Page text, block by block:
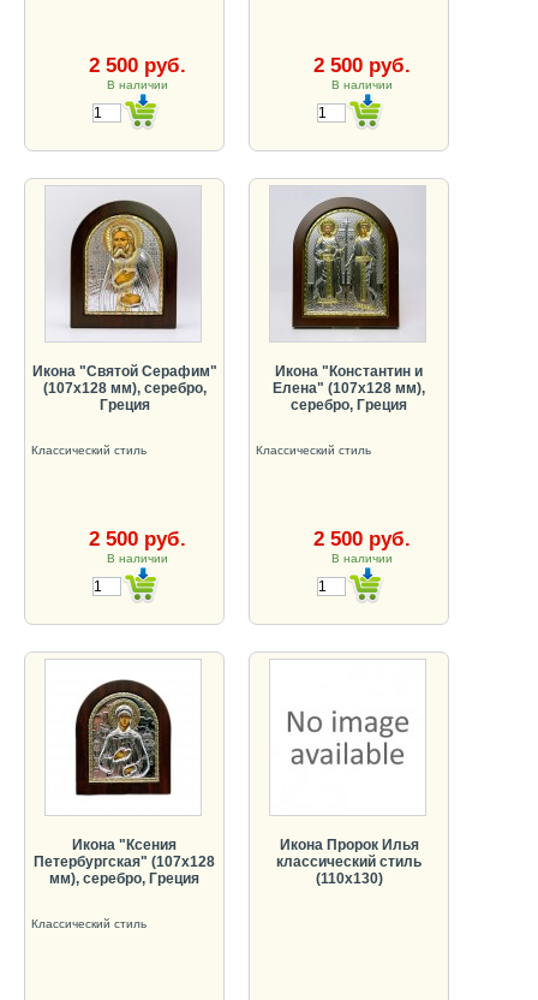
2 500 руб.
В наличии
2 500 руб.
В наличии
Икона "Святой Серафим"
(107х128 мм), серебро,
Греция
Классический стиль
2 500 руб.
В наличии
Икона "Константин и
Елена" (107х128 мм),
серебро, Греция
Классический стиль
2 500 руб.
В наличии
Икона "Ксения
Петербургская" (107х128
мм), серебро, Греция
Классический стиль
Икона Пророк Илья
классический стиль
(110х130)